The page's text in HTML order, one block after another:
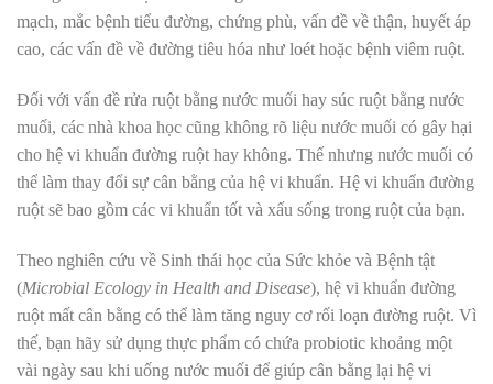
mạch, mắc bệnh tiểu đường, chứng phù, vấn đề về thận, huyết áp
cao, các vấn đề về đường tiêu hóa như loét hoặc bệnh viêm ruột.
Đối với vấn đề rửa ruột bằng nước muối hay súc ruột bằng nước
muối, các nhà khoa học cũng không rõ liệu nước muối có gây hại
cho hệ vi khuẩn đường ruột hay không. Thế nhưng nước muối có
thể làm thay đổi sự cân bằng của hệ vi khuẩn. Hệ vi khuẩn đường
ruột sẽ bao gồm các vi khuẩn tốt và xấu sống trong ruột của bạn.
Theo nghiên cứu về Sinh thái học của Sức khỏe và Bệnh tật
(Microbial Ecology in Health and Disease), hệ vi khuẩn đường
ruột mất cân bằng có thể làm tăng nguy cơ rối loạn đường ruột. Vì
thế, bạn hãy sử dụng thực phẩm có chứa probiotic khoảng một
vài ngày sau khi uống nước muối để giúp cân bằng lại hệ vi